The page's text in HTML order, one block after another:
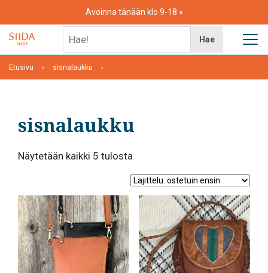
content
Avoinna tänään klo 9-18
Hae
Etusivu sisnalaukku
sisnalaukku
Näytetään kaikki 5 tulosta
ensin